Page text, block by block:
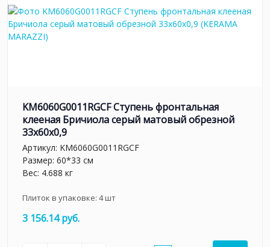
KM6060G0011RGCF Ступень фронтальная
клееная Бричиола серый матовый обрезной
33x60x0,9
Артикул: KM6060G0011RGCF
Размер: 60*33 см
Вес: 4.688 кг
Плиток в упаковке: 4шт
3 156.14 руб.